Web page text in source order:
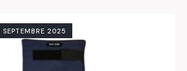
SEPTEMBRE 2025